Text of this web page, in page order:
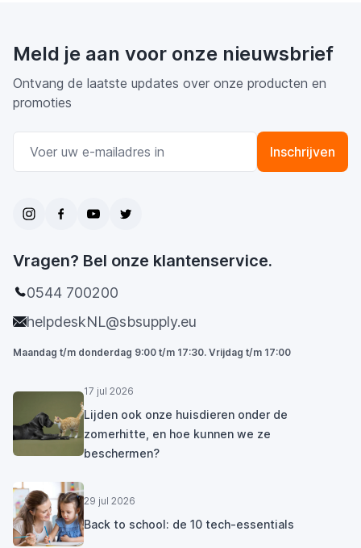
Meld je aan voor onze nieuwsbrief
Ontvang de laatste updates over onze producten en
promoties
Inschrijven
Vragen? Bel onze klantenservice.
0544 700200
helpdeskNL@sbsupply.eu
Maandag t/m donderdag 9:00 t/m 17:30. Vrijdag t/m 17:00
17 jul 2026
Lijden ook onze huisdieren onder de
zomerhitte, en hoe kunnen we ze
beschermen?
29 jul 2026
Back to school: de 10 tech-essentials